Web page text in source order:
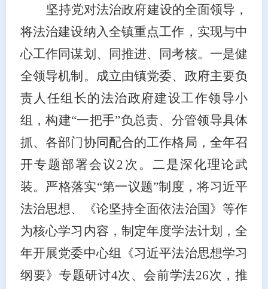
坚持党对法治政府建设的全面领导，
将法治建设纳入全镇重点工作，实现与中
心工作同谋划、同推进、同考核。一是健
全领导机制。成立由镇党委、政府主要负
责人任组长的法治政府建设工作领导小
组，构建“一把手”负总责、分管领导具体
抓、各部门协同配合的工作格局，全年召
开专题部署会议2次。二是深化理论武
装。严格落实“第一议题”制度，将习近平
法治思想、《论坚持全面依法治国》等作
为核心学习内容，制定年度学法计划，全
年开展党委中心组《习近平法治思想学习
纲要》专题研讨4次、会前学法26次，推